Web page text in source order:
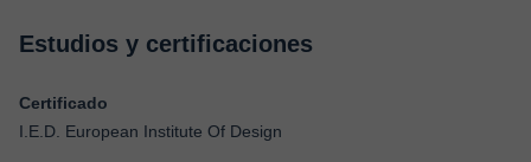
Estudios y certificaciones
Certificado
I.E.D. European Institute Of Design